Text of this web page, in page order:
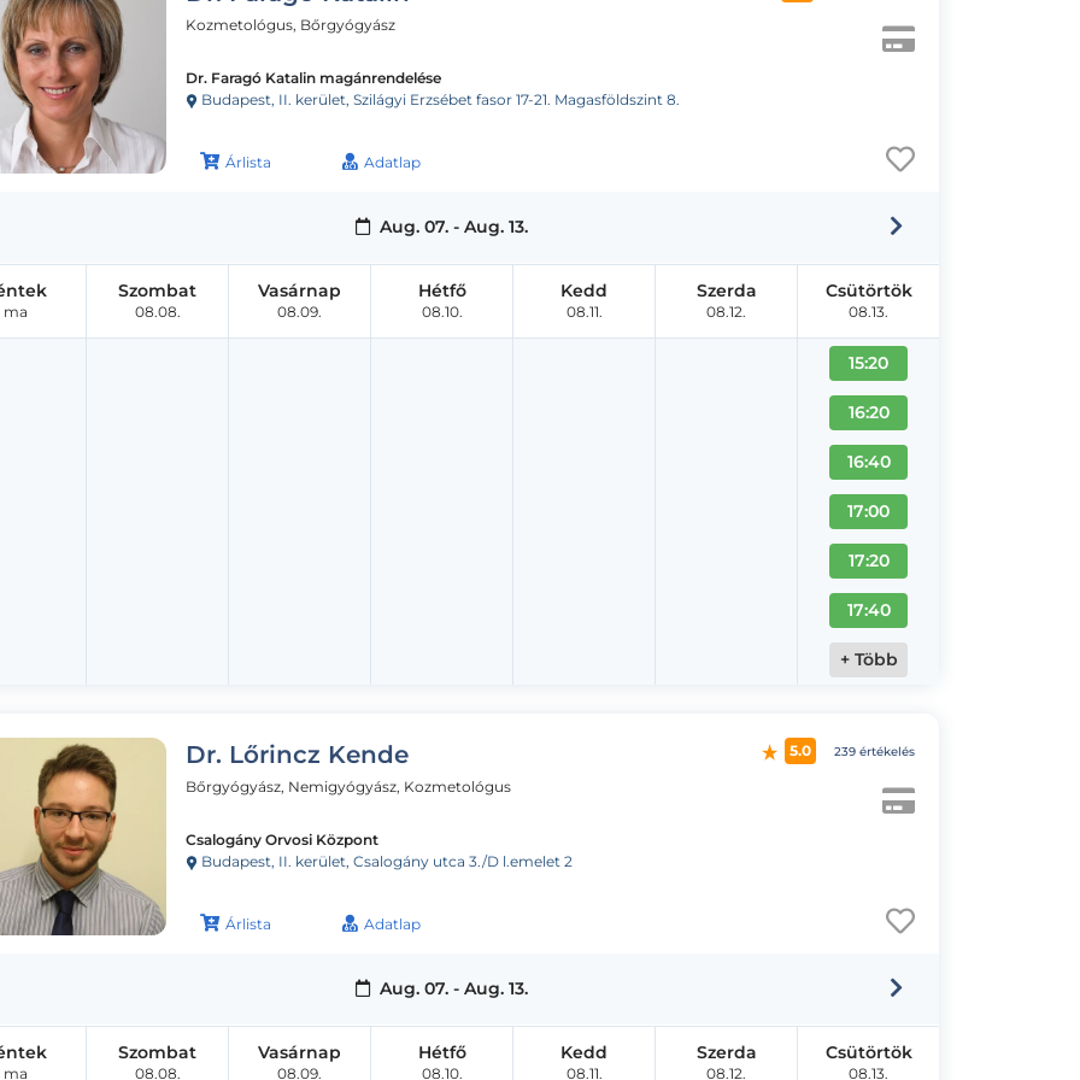
Kozmetológus, Bőrgyógyász
Dr. Faragó Katalin magánrendelése
Budapest, II. kerület, Szilágyi Erzsébet fasor 17-21. Magasföldszint 8.
Árlista Adatlap
Aug. 07. - Aug. 13.
ma
Szombat
08.08.
Vasárnap
08.09.
Hétfő
08.10.
Kedd
08.11.
Szerda
08.12.
Csütörtök
08.13.
15:20
16:20
16:40
17:00
17:20
17:40
+ Több
Dr. Lőrincz Kende
Bőrgyógyász, Nemigyógyász, Kozmetológus
Csalogány Orvosi Központ
Budapest, II. kerület, Csalogány utca 3./D l.emelet 2
Árlista Adatlap
5.0 239 értékelés
Aug. 07. - Aug. 13.
ma
Szombat
08.08.
Vasárnap
08.09.
Hétfő
08.10.
Kedd
08.11.
Szerda
08.12.
Csütörtök
08.13.